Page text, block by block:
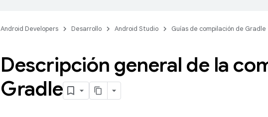
Android Developers Desarrollo Android Studio Guías de compilación de Gradle
Descripción general de la
Gradle